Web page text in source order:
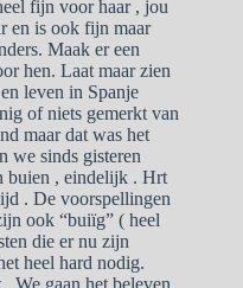
fijn voor haar , jou
en is ook fijn maar
Maak er een
hen. Laat maar zien
leven in Spanje
of niets gemerkt van
maar dat was het
we sinds gisteren
buien , eindelijk . Hrt
. De voorspellingen
ook “buiïg” ( heel
die er nu zijn
heel hard nodig.
We gaan het beleven